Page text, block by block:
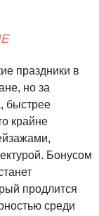
праздники в
но за
быстрее
крайне
Бонусом
продлится
среди